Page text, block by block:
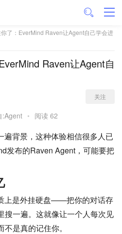
了：EverMind Raven让Agent自己学会进
Raven让Agent自
关注
:Agent • 阅读 62
遍背景，这种体验相信很多人已
发布的Raven Agent，可能要把
上是外挂硬盘——把你的对话存
搜一遍。这就像让一个人每次见
是真的记住你。